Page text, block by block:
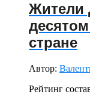
Жители
стране
Автор:
Рейтинг